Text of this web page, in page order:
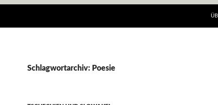
Schlagwortarchiv: Poesie